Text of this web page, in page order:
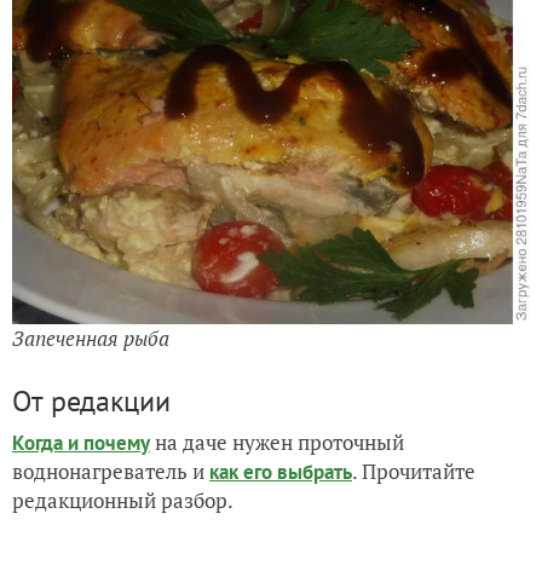
Запеченная рыба
От редакции
Когда и почемуна даче нужен проточный
воднонагреватель и как его выбрать. Прочитайте
редакционный разбор.